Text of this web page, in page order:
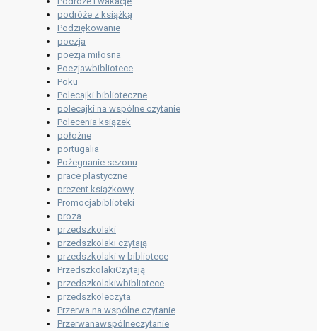
podróże z książką
Podziękowanie
poezja
poezja miłosna
Poezjawbibliotece
Poku
Polecajki biblioteczne
polecajki na wspólne czytanie
Polecenia ksiązek
położne
portugalia
Pożegnanie sezonu
prace plastyczne
prezent książkowy
Promocjabiblioteki
proza
przedszkolaki
przedszkolaki czytają
przedszkolaki w bibliotece
PrzedszkolakiCzytają
przedszkolakiwbibliotece
przedszkoleczyta
Przerwa na wspólne czytanie
Przerwanawspólneczytanie